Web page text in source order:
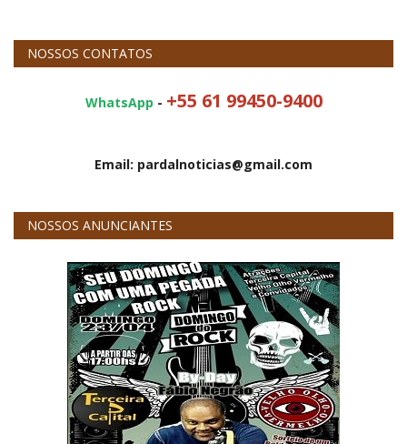
NOSSOS CONTATOS
WhatsApp - +55 61 99450-9400
Email: pardalnoticias@gmail.com
NOSSOS ANUNCIANTES